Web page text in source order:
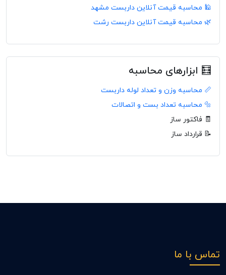
🕌 محاسبه قیمت آنلاین داربست مشهد
🌿 محاسبه قیمت آنلاین داربست رشت
🧮 ابزارهای محاسبه
📏 محاسبه وزن و تعداد لوله داربست
🔩 محاسبه تعداد بست و اتصالات
🧾 فاکتور ساز
📝 قرارداد ساز
تماس با ما